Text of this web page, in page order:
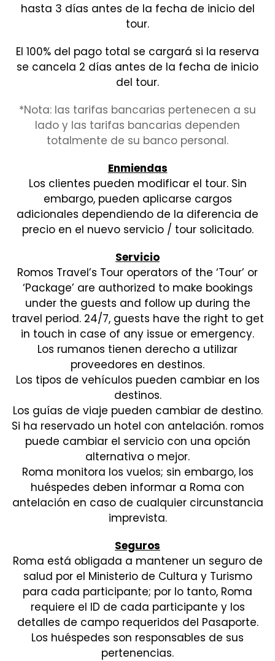
hasta 3 días antes de la fecha de inicio del
tour.
El 100% del pago total se cargará si la reserva
se cancela 2 días antes de la fecha de inicio
del tour.
*Nota: las tarifas bancarias pertenecen a su
lado y las tarifas bancarias dependen
totalmente de su banco personal.
Enmiendas
Los clientes pueden modificar el tour. Sin
embargo, pueden aplicarse cargos
adicionales dependiendo de la diferencia de
precio en el nuevo servicio / tour solicitado.
Servicio
Romos Travel’s Tour operators of the ‘Tour’ or
‘Package’ are authorized to make bookings
under the guests and follow up during the
travel period. 24/7, guests have the right to get
in touch in case of any issue or emergency.
Los rumanos tienen derecho a utilizar
proveedores en destinos.
Los tipos de vehículos pueden cambiar en los
destinos.
Los guías de viaje pueden cambiar de destino.
Si ha reservado un hotel con antelación. romos
puede cambiar el servicio con una opción
alternativa o mejor.
Roma monitora los vuelos; sin embargo, los
huéspedes deben informar a Roma con
antelación en caso de cualquier circunstancia
imprevista.
Seguros
Roma está obligada a mantener un seguro de
salud por el Ministerio de Cultura y Turismo
para cada participante; por lo tanto, Roma
requiere el ID de cada participante y los
detalles de campo requeridos del Pasaporte.
Los huéspedes son responsables de sus
pertenencias.